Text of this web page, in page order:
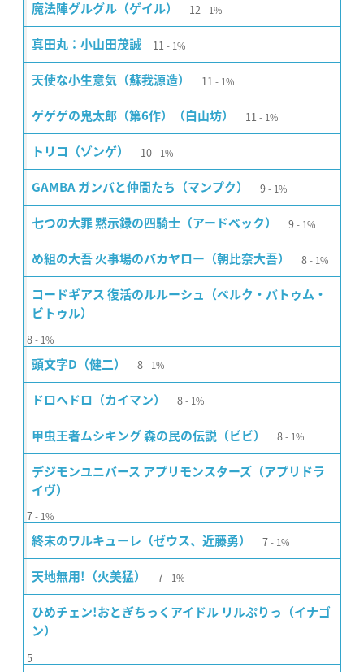
魔法陣グルグル（ゲイル） 12 1%
真田丸：小山田茂誠 11 1%
天使な小生意気（蘇我源造） 11 1%
ゲゲゲの鬼太郎（第6作）（白山坊） 11 1%
トリコ（ゾンゲ） 10 1%
GAMBA ガンバと仲間たち（マンプク） 9 1%
七つの大罪 黙示録の四騎士（アードベック） 9 1%
め組の大吾 火事場のバカヤロー（朝比奈大吾） 8 1%
コードギアス 復活のルルーシュ（ベルク・バトゥム・
ビトゥル）
8 1%
頭文字D（健二） 8 1%
ドロヘドロ（カイマン） 8 1%
甲虫王者ムシキング 森の民の伝説（ビビ） 8 1%
デジモンユニバース アプリモンスターズ（アプリドラ
イヴ）
7 1%
終末のワルキューレ（ゼウス、近藤勇） 7 1%
天地無用!（火美猛） 7 1%
ひめチェン!おとぎちっくアイドル リルぷりっ（イナゴ
ン）
5